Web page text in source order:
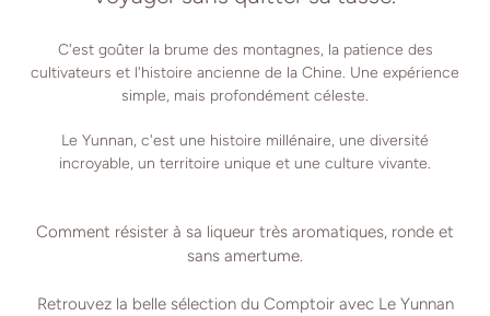
C'est goûter la brume des montagnes, la patience des
cultivateurs et l'histoire ancienne de la Chine. Une expérience
simple, mais profondément céleste.
Le Yunnan, c'est une histoire millénaire, une diversité
incroyable, un territoire unique et une culture vivante.
Comment résister à sa liqueur très aromatiques, ronde et
sans amertume.
Retrouvez la belle sélection du Comptoir avec Le Yunnan